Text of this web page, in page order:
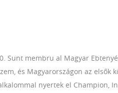
Sunt membru al Magyar
és Magyarországon az elsők
nyertek el Champion,